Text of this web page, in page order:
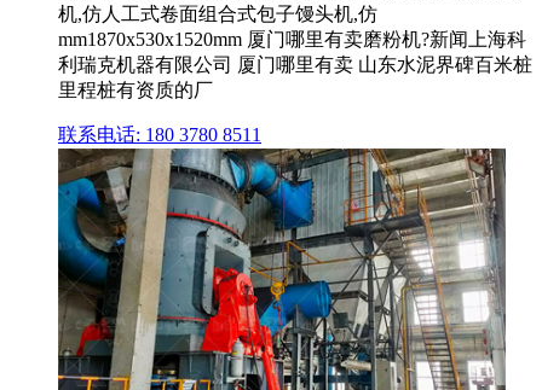
机,仿人工式卷面组合式包子馒头机,仿
mm1870x530x1520mm 厦门哪里有卖磨粉机?新闻上海科
利瑞克机器有限公司 厦门哪里有卖 山东水泥界碑百米桩
里程桩有资质的厂
联系电话: 180 3780 8511